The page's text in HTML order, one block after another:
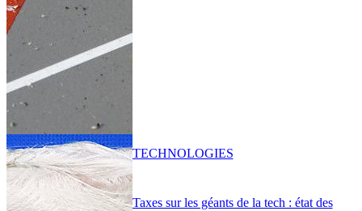
Taxes sur les géants de la tech : état des
TECHNOLOGIES